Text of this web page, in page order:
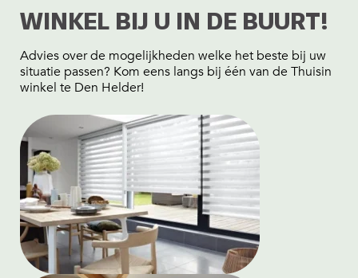
WINKEL BIJ U IN DE BUURT!
Advies over de mogelijkheden welke het beste bij uw
situatie passen? Kom eens langs bij één van de Thuisin
winkel te Den Helder!